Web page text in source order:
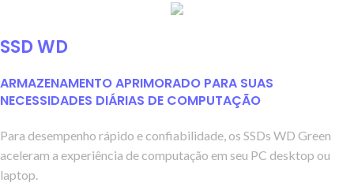
SSD WD
ARMAZENAMENTO APRIMORADO PARA SUAS
NECESSIDADES DIÁRIAS DE COMPUTAÇÃO
Para desempenho rápido e confiabilidade, os SSDs WD Green
aceleram a experiência de computação em seu PC desktop ou
laptop.